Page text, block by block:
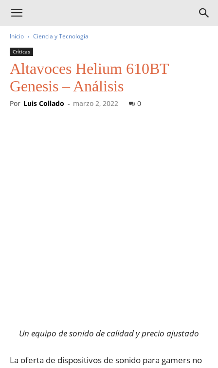
Inicio Ciencia y Tecnología
Críticas
Altavoces Helium 610BT
Genesis – Análisis
Por Luis Collado - marzo 2, 2022 0
Un equipo de sonido de calidad y precio ajustado
La oferta de dispositivos de sonido para gamers no